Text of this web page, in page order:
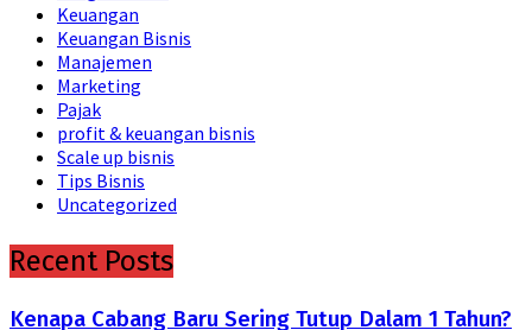
Keuangan
Keuangan Bisnis
Manajemen
Marketing
Pajak
profit & keuangan bisnis
Scale up bisnis
Tips Bisnis
Uncategorized
Recent Posts
Kenapa Cabang Baru Sering Tutup Dalam 1 Tahun?